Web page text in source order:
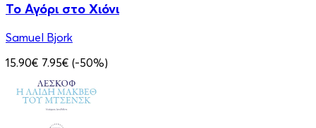
Το Αγόρι στο Χιόνι
Samuel Bjork
15.90€ 7.95€ (-50%)